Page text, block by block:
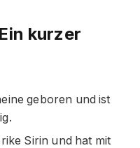
kurzer
geboren und ist
Sirin und hat mit